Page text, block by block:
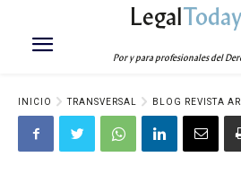
LegalToday
Por y para profesionales del
INICIO TRANSVERSAL BLOG REVISTA